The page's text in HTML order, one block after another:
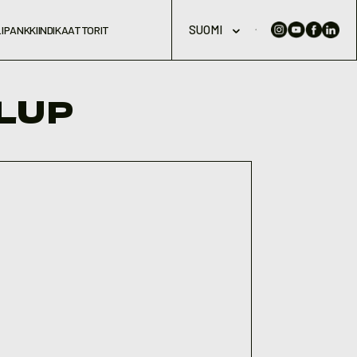
INDIKAATTORIT SUOMI